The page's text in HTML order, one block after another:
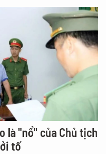
là "nổ" của Chủ tịch
tố